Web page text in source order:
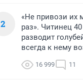
2
«Не привози их
раз». Читинец
разводит
всегда к нему
16 999 11